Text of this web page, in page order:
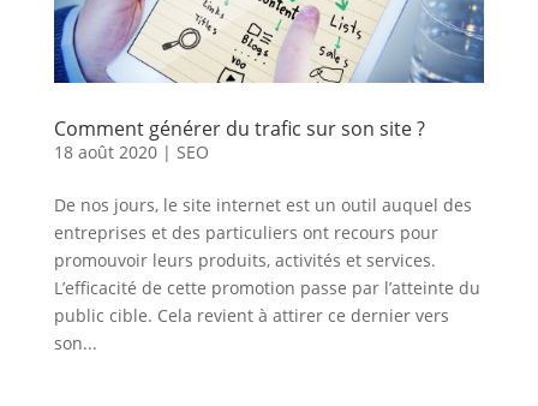
Comment générer du trafic sur son site ?
18 août 2020| SEO
De nos jours, le site internet est un outil auquel des
entreprises et des particuliers ont recours pour
promouvoir leurs produits, activités et services.
L’efficacité de cette promotion passe par l’atteinte du
public cible. Cela revient à attirer ce dernier vers
son...